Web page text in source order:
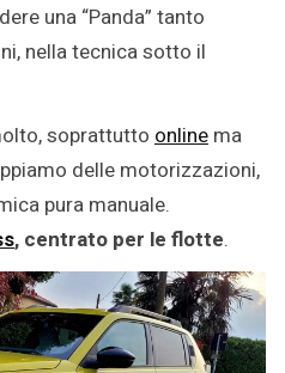
una “Panda” tanto
nella tecnica sotto il
soprattutto online ma
delle motorizzazioni,
pura manuale.
, centrato per le flotte.